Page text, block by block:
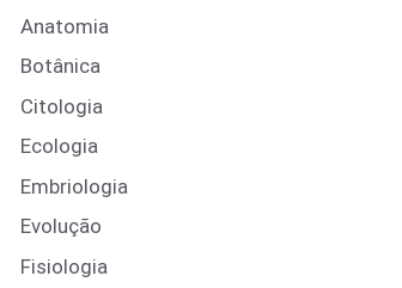
Anatomia
Botânica
Citologia
Ecologia
Embriologia
Evolução
Fisiologia